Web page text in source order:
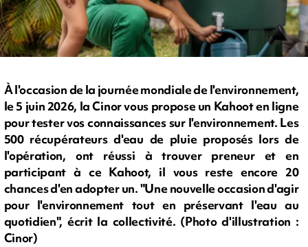
À l'occasion de la journée mondiale de l'environnement,
le 5 juin 2026, la Cinor vous propose un Kahoot en ligne
pour tester vos connaissances sur l'environnement. Les
500 récupérateurs d'eau de pluie proposés lors de
l'opération, ont réussi à trouver preneur et en
participant à ce Kahoot, il vous reste encore 20
chances d'en adopter un. "Une nouvelle occasion d'agir
pour l'environnement tout en préservant l'eau au
quotidien", écrit la collectivité. (Photo d'illustration :
Cinor)